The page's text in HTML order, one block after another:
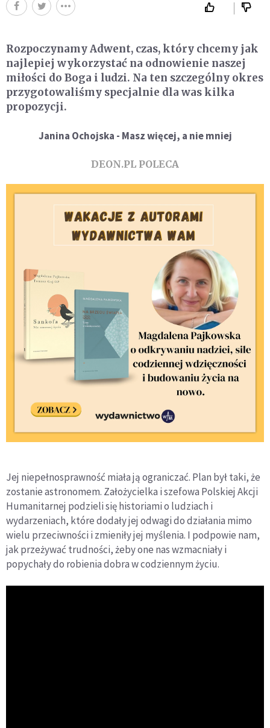
Rozpoczynamy Adwent, czas, który chcemy jak
najlepiej wykorzystać na odnowienie naszej
miłości do Boga i ludzi. Na ten szczególny okres
przygotowaliśmy specjalnie dla was kilka
propozycji.
Janina Ochojska - Masz więcej, a nie mniej
DEON.PL POLECA
Jej niepełnosprawność miała ją ograniczać. Plan był taki, że
zostanie astronomem. Założycielka i szefowa Polskiej Akcji
Humanitarnej podzieli się historiami o ludziach i
wydarzeniach, które dodały jej odwagi do działania mimo
wielu przeciwności i zmieniły jej myślenia. I podpowie nam,
jak przeżywać trudności, żeby one nas wzmacniały i
popychały do robienia dobra w codziennym życiu.